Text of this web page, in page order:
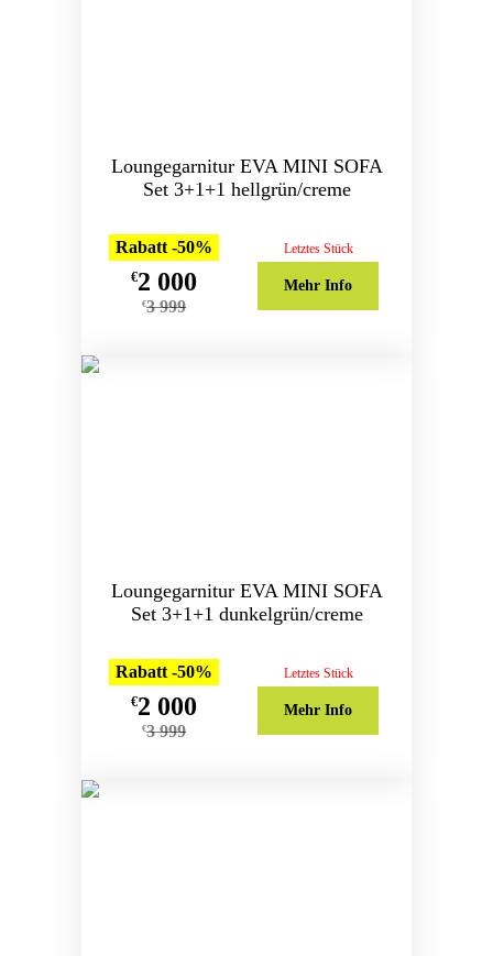
Loungegarnitur EVA MINI SOFA
Set 3+1+1 hellgrün/creme
Rabatt -50%
€2 000
€3 999
Letztes Stück
Mehr Info
Loungegarnitur EVA MINI SOFA
Set 3+1+1 dunkelgrün/creme
Rabatt -50%
€2 000
€3 999
Letztes Stück
Mehr Info